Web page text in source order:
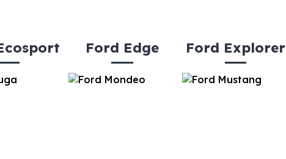
Ford Edge Ford Explorer